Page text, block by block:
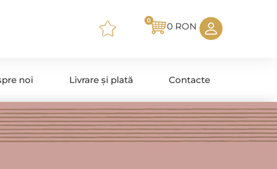
0 RON
0
noi Livrare și plată Contacte